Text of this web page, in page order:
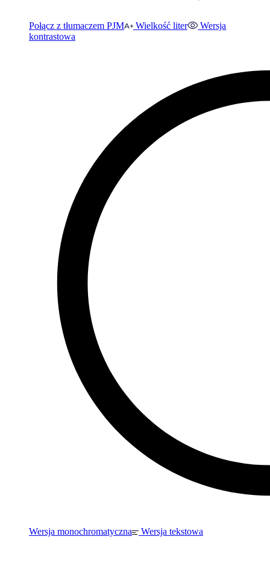
Połącz z tłumaczem PJM Wielkość liter
Wersja
kontrastowa
Wersja monochromatyczna Wersja tekstowa